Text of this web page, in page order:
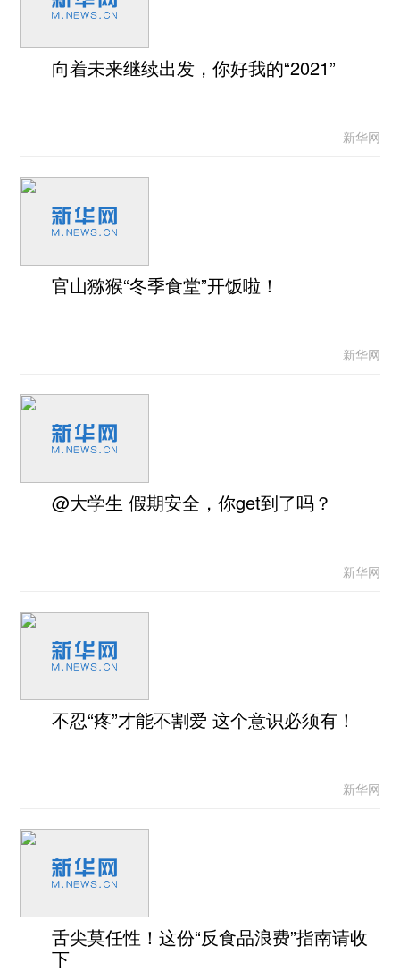
向着未来继续出发，你好我的“2021”
新华网
官山猕猴“冬季食堂”开饭啦！
新华网
@大学生 假期安全，你get到了吗？
新华网
不忍“疼”才能不割爱 这个意识必须有！
新华网
舌尖莫任性！这份“反食品浪费”指南请收
下